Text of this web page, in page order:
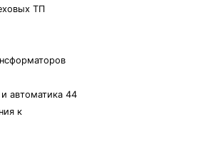
ТП
автоматика 44
к